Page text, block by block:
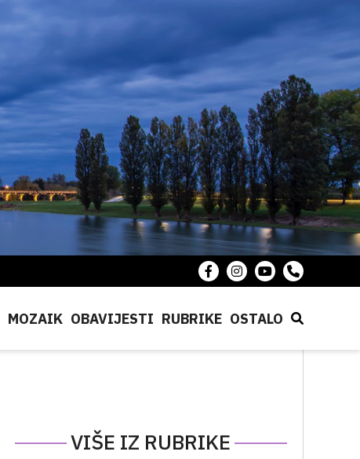
MOZAIK OBAVIJESTI RUBRIKE OSTALO
VIŠE IZ RUBRIKE